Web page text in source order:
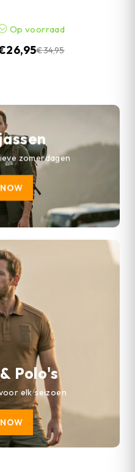
Op voorraad
€34,95
26,95
zomerdagen
Polo's
elk seizoen